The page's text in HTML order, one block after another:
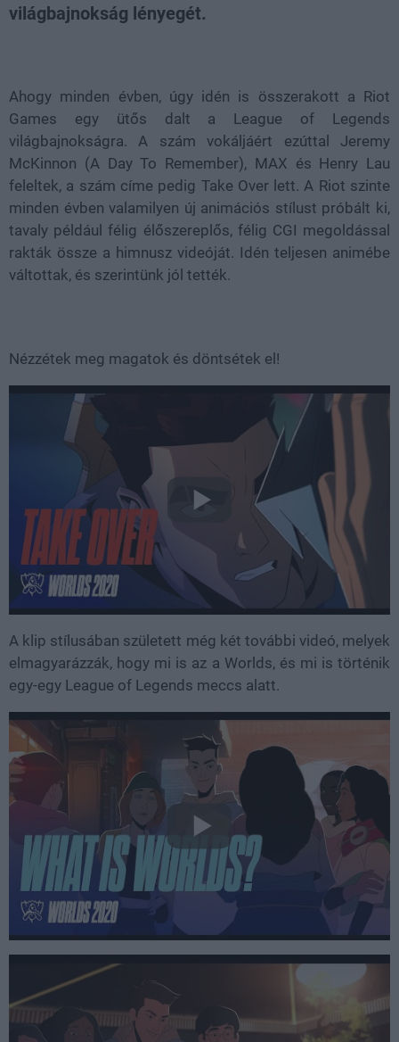
világbajnokság lényegét.
Ahogy minden évben, úgy idén is összerakott a Riot
Games egy ütős dalt a League of Legends
világbajnokságra. A szám vokáljáért ezúttal Jeremy
McKinnon (A Day To Remember), MAX és Henry Lau
feleltek, a szám címe pedig Take Over lett. A Riot szinte
minden évben valamilyen új animációs stílust próbált ki,
tavaly például félig élőszereplős, félig CGI megoldással
rakták össze a himnusz videóját. Idén teljesen animébe
váltottak, és szerintünk jól tették.
Nézzétek meg magatok és döntsétek el!
A klip stílusában született még két további videó, melyek
elmagyarázzák, hogy mi is az a Worlds, és mi is történik
egy-egy League of Legends meccs alatt.